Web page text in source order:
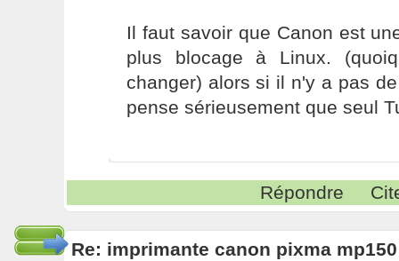
Il faut savoir que Canon est
plus blocage à Linux.
changer) alors si il n'y a pas
pense sérieusement que seul
Répondre
Re: imprimante canon pixma mp150